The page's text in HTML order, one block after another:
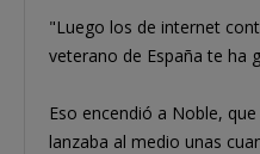
"Luego los de internet
veterano de España te ha
Eso encendió a Noble,
lanzaba al medio unas